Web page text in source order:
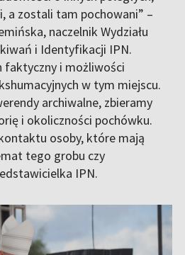
a zostali tam pochowani” –
naczelnik Wydziału
i Identyfikacji IPN.
faktyczny i możliwości
w tym miejscu.
archiwalne, zbieramy
i okoliczności pochówku.
osoby, które mają
tego grobu czy
IPN.